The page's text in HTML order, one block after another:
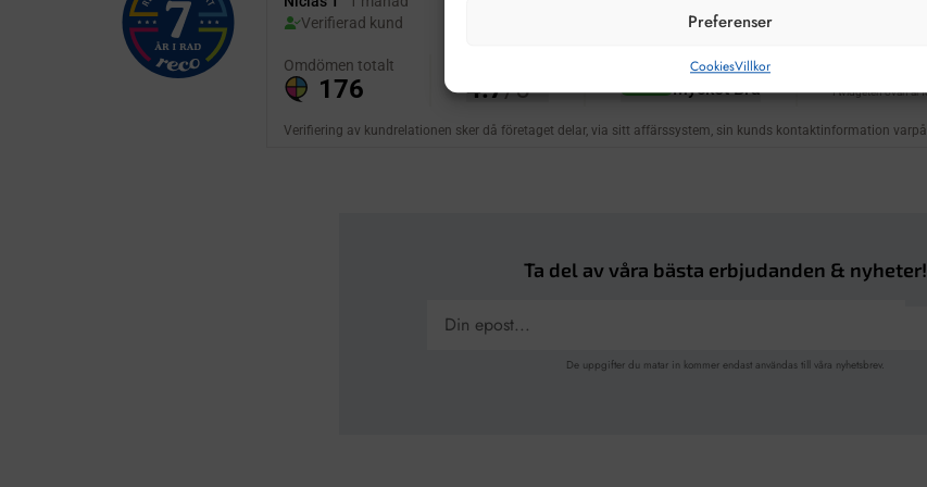
Preferenser
CookiesVillkor
Ta del av våra bästa erbjudanden & nyheter!
De uppgifter du matar in kommer endast användas till våra nyhetsbrev.